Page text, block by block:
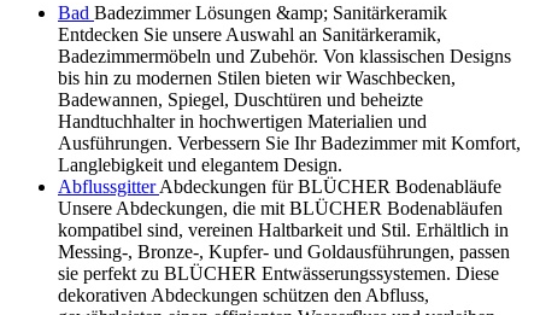
Bad Badezimmer Lösungen &amp; Sanitärkeramik
Entdecken Sie unsere Auswahl an Sanitärkeramik,
Badezimmermöbeln und Zubehör. Von klassischen Designs
bis hin zu modernen Stilen bieten wir Waschbecken,
Badewannen, Spiegel, Duschtüren und beheizte
Handtuchhalter in hochwertigen Materialien und
Ausführungen. Verbessern Sie Ihr Badezimmer mit Komfort,
Langlebigkeit und elegantem Design.
AbflussgitterAbdeckungen für BLÜCHER Bodenabläufe
Unsere Abdeckungen, die mit BLÜCHER Bodenabläufen
kompatibel sind, vereinen Haltbarkeit und Stil. Erhältlich in
Messing-, Bronze-, Kupfer- und Goldausführungen, passen
sie perfekt zu BLÜCHER Entwässerungssystemen. Diese
dekorativen Abdeckungen schützen den Abfluss,